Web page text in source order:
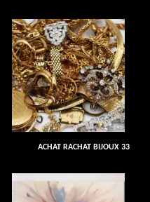
ACHAT RACHAT BIJOUX 33